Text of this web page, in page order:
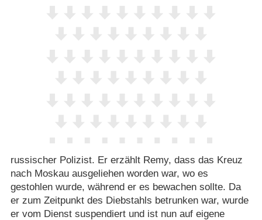
russischer Polizist. Er erzählt Remy, dass das Kreuz
nach Moskau ausgeliehen worden war, wo es
gestohlen wurde, während er es bewachen sollte. Da
er zum Zeitpunkt des Diebstahls betrunken war, wurde
er vom Dienst suspendiert und ist nun auf eigene